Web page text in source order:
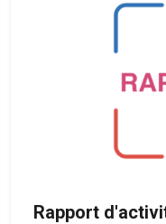
Rapport